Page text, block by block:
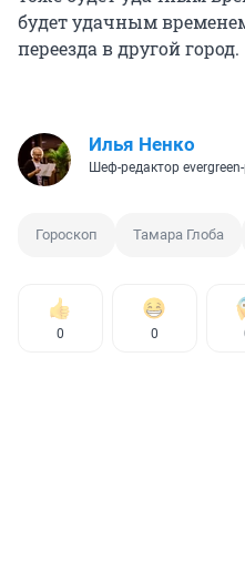
будет удачным
переезда в другой город.
Илья Ненко
Шеф-редактор
Гороскоп Тамара Глоба
0 0